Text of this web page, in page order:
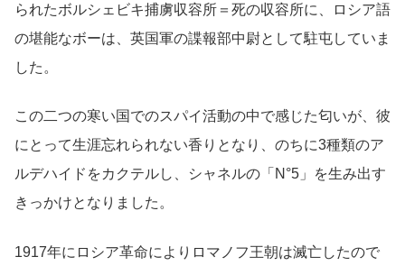
られたボルシェビキ捕虜収容所＝死の収容所に、ロシア語
の堪能なボーは、英国軍の諜報部中尉として駐屯していま
した。
この二つの寒い国でのスパイ活動の中で感じた匂いが、彼
にとって生涯忘れられない香りとなり、のちに3種類のア
ルデハイドをカクテルし、シャネルの「N°5」を生み出す
きっかけとなりました。
1917年にロシア革命によりロマノフ王朝は滅亡したので